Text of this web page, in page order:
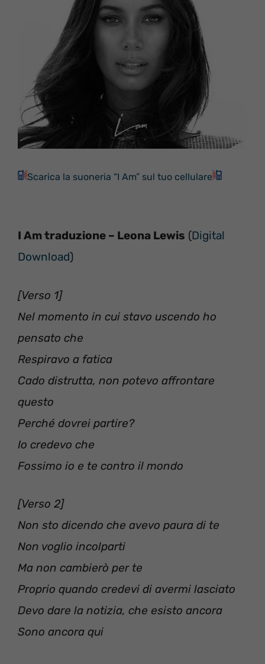
Scarica la suoneria “I Am” sul tuo cellulare
I Am traduzione – Leona Lewis (Digital
Download)
[Verso 1]
Nel momento in cui stavo uscendo ho
pensato che
Respiravo a fatica
Cado distrutta, non potevo affrontare
questo
Perché dovrei partire?
Io credevo che
Fossimo io e te contro il mondo
[Verso 2]
Non sto dicendo che avevo paura di te
Non voglio incolparti
Ma non cambierò per te
Proprio quando credevi di avermi lasciato
Devo dare la notizia, che esisto ancora
Sono ancora qui